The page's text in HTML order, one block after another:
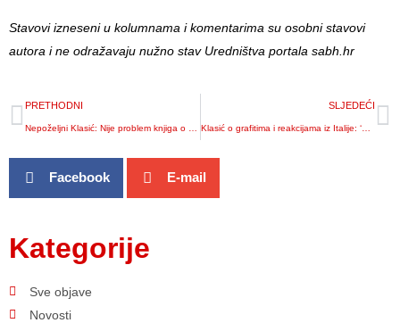
Stavovi izneseni u kolumnama i komentarima su osobni stavovi
autora i ne odražavaju nužno stav Uredništva portala sabh.hr
PRETHODNI SLJEDEĆI
Klasić o grafitima i reakcijama iz Italije: ‘Kad su govorili o talijanskoj Istri i Dalmaciji, tada to nisu smatrali uvredljivim i revizionizmom’
Facebook E-mail
Kategorije
Sve objave
Novosti